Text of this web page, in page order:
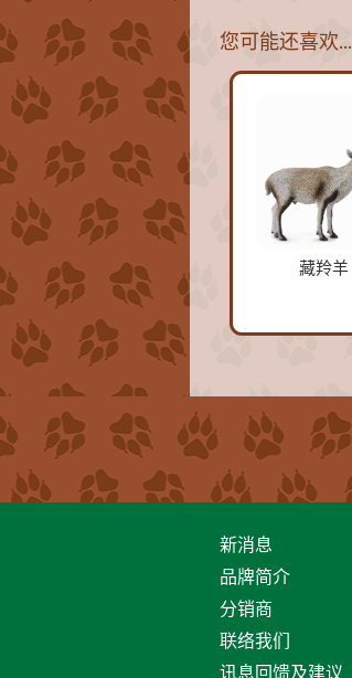
您可能还喜欢…
藏羚羊
新消息
品牌简介
分销商
联络我们
讯息回馈及建议